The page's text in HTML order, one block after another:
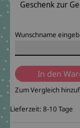
Geschenk zur
Wunschname
In den
Zum Vergleich
Lieferzeit: 8-10 Tage